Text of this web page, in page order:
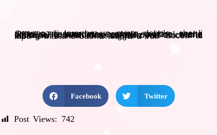
Ognuno di loro ha un punto debole, che li porta a commettere errori e a fare scelte difficili. Tra buon cibo e forti emozioni Marta Mancinelli ha “sfornato un delizioso dolce che consiglio a tutti di assaggiare”, in bocca al lupo a Marta e buona lettura a voi!
Facebook Twitter
Post Views: 742